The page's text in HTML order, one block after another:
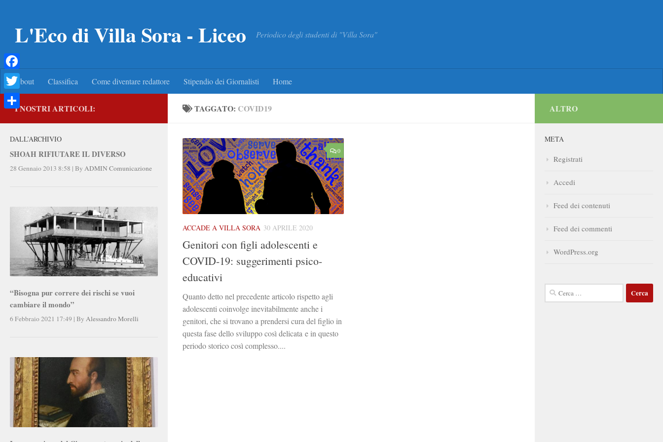
L'Eco di Villa Sora - Liceo Periodico degli studenti di "Villa Sora"
About Classifica Come diventare redattore Stipendio dei Giornalisti Home
TAGGATO: COVID19
0
ACCADE A VILLA SORA 30 APRILE 2020
Genitori con figli adolescenti e
COVID-19: suggerimenti psico-
educativi
Quanto detto nel precedente articolo rispetto agli
adolescenti coinvolge inevitabilmente anche i
genitori, che si trovano a prendersi cura del figlio in
questa fase dello sviluppo così delicata e in questo
periodo storico così complesso....
I NOSTRI ARTICOLI:
DALL’ARCHIVIO
SHOAH RIFIUTARE IL DIVERSO
28 Gennaio 2013 8:58 | By ADMIN Comunicazione
“Bisogna pur correre dei rischi se vuoi
cambiare il mondo”
6 Febbraio 2021 17:49 | By Alessandro Morelli
ALTRO
META
Registrati
Accedi
Feed dei contenuti
Feed dei commenti
WordPress.org
Ricerca
per:
Facebook
Twitter